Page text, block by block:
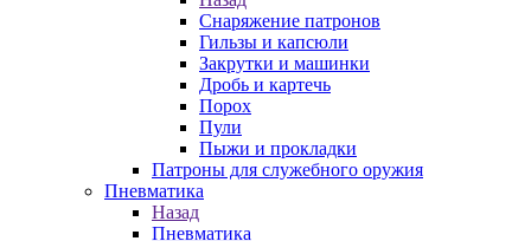
Снаряжение патронов
Гильзы и капсюли
Закрутки и машинки
Дробь и картечь
Порох
Пули
Пыжи и прокладки
Патроны для служебного оружия
Пневматика
Назад
Пневматика